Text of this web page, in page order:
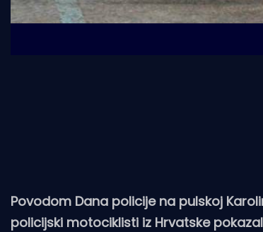
Povodom Dana policije na pulskoj
policijski motociklisti iz Hrvatske